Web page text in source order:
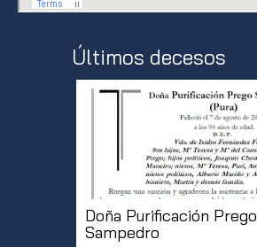
Últimos decesos
Doña Purificación Prego
Sampedro